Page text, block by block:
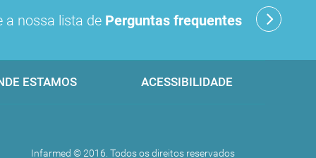
a nossa lista de Perguntas frequentes
ESTAMOS ACESSIBILIDADE
Infarmed © 2016. Todos os direitos reservados